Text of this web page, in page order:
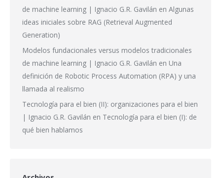
de machine learning | Ignacio G.R. Gavilán en Algunas
ideas iniciales sobre RAG (Retrieval Augmented
Generation)
Modelos fundacionales versus modelos tradicionales
de machine learning | Ignacio G.R. Gavilán en Una
definición de Robotic Process Automation (RPA) y una
llamada al realismo
Tecnología para el bien (II): organizaciones para el bien
| Ignacio G.R. Gavilán en Tecnología para el bien (I): de
qué bien hablamos